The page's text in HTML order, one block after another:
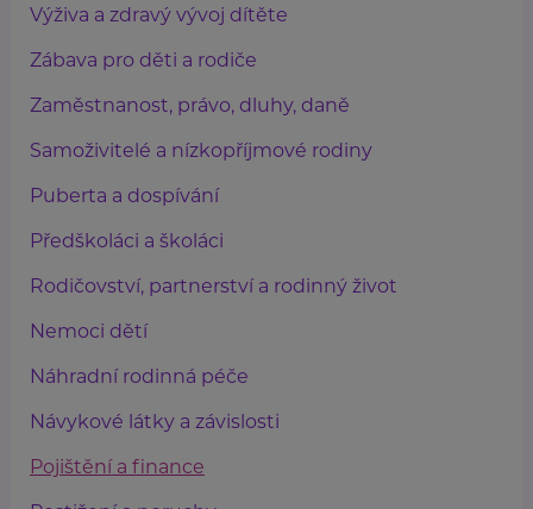
Výživa a zdravý vývoj dítěte
Zábava pro děti a rodiče
Zaměstnanost, právo, dluhy, daně
Samoživitelé a nízkopříjmové rodiny
Puberta a dospívání
Předškoláci a školáci
Rodičovství, partnerství a rodinný život
Nemoci dětí
Náhradní rodinná péče
Návykové látky a závislosti
Pojištění a finance